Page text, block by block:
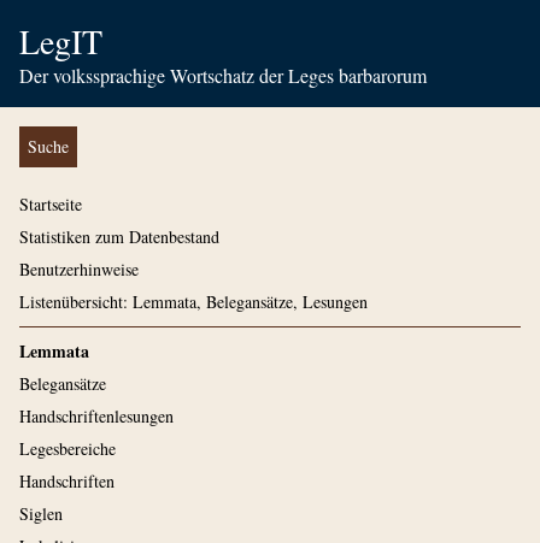
LegIT
Der volkssprachige Wortschatz der Leges barbarorum
Suche
Startseite
Statistiken zum Datenbestand
Benutzerhinweise
Listenübersicht: Lemmata, Belegansätze, Lesungen
Lemmata
Belegansätze
Handschriftenlesungen
Legesbereiche
Handschriften
Siglen